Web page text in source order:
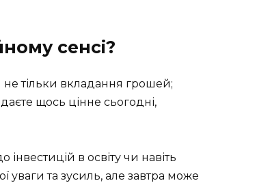
сенсі?
не тільки вкладання грошей;
щось цінне сьогодні,
інвестицій в освіту чи навіть
уваги та зусиль, але завтра може